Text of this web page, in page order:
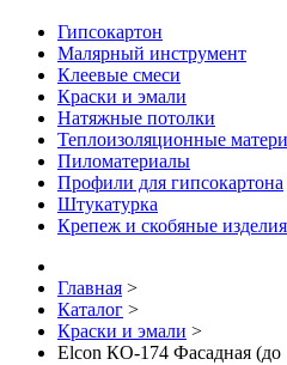
Гипсокартон
Малярный инструмент
Клеевые смеси
Краски и эмали
Натяжные потолки
Теплоизоляционные
Пиломатериалы
Профили для гипсокартона
Штукатурка
Крепеж и скобяные изделия
Главная >
Каталог >
Краски и эмали >
Elcon КО-174 Фасадная (до